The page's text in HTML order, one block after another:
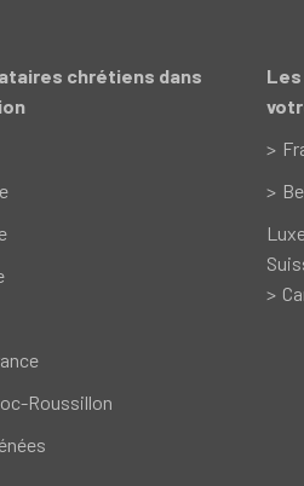
chrétiens dans
Roussillon